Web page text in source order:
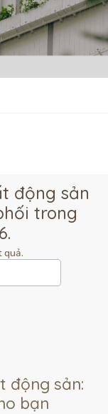
động sản
trong
quả.
động sản:
bạn